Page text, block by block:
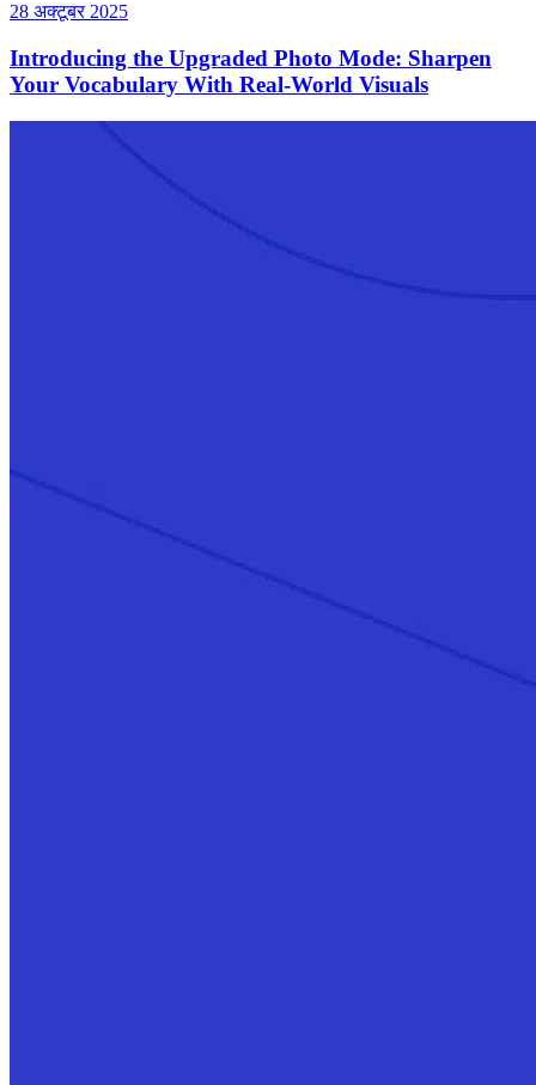
28 अक्टूबर 2025
Introducing the Upgraded Photo Mode: Sharpen
Your Vocabulary With Real-World Visuals